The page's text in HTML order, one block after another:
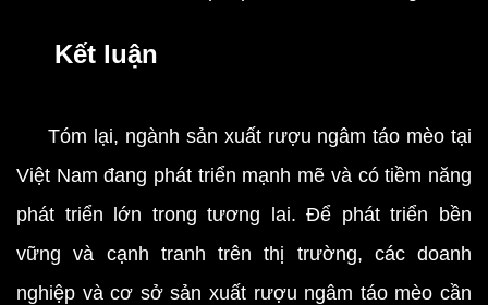
Kết luận
Tóm lại, ngành sản xuất rượu ngâm táo mèo tại
Việt Nam đang phát triển mạnh mẽ và có tiềm năng
phát triển lớn trong tương lai. Để phát triển bền
vững và cạnh tranh trên thị trường, các doanh
nghiệp và cơ sở sản xuất rượu ngâm táo mèo cần